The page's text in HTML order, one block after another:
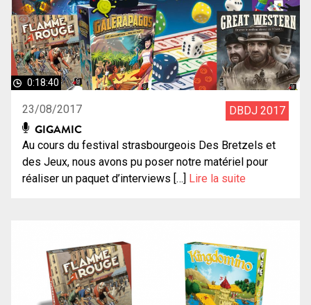
0:18:40
23/08/2017 DBDJ 2017
GIGAMIC
Au cours du festival strasbourgeois Des Bretzels et
des Jeux, nous avons pu poser notre matériel pour
réaliser un paquet d’interviews […] Lire la suite